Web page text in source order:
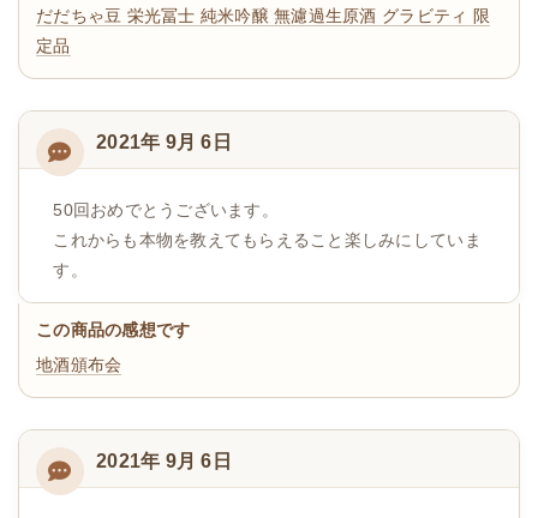
だだちゃ豆 栄光冨士 純米吟醸 無濾過生原酒 グラビティ 限
定品
2021年 9月 6日
50回おめでとうございます。
これからも本物を教えてもらえること楽しみにしていま
す。
この商品の感想です
地酒頒布会
2021年 9月 6日